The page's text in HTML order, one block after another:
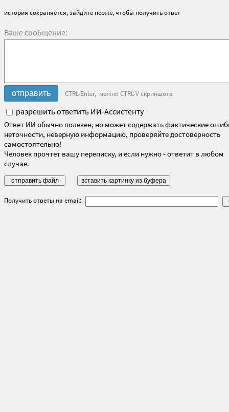
история сохраняется, зайдите позже, чтобы получить ответ
Ваше сообщение:
CTRL-Enter, можно CTRL-V скриншота
разрешить ответить ИИ-Ассистенту
Ответ ИИ обычно полезен, но может содержать фактические
неточности, неверную информацию, проверяйте достоверность
самостоятельно!
Человек прочтет вашу переписку, и если нужно - ответит в любом
случае.
Получить ответы на email: